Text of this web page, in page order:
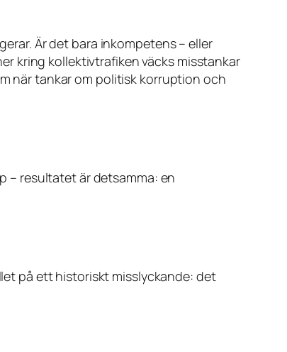
Är det bara inkompetens – eller
kring kollektivtrafiken väcks misstankar
när tankar om politisk korruption och
– resultatet är detsamma: en
på ett historiskt misslyckande: det